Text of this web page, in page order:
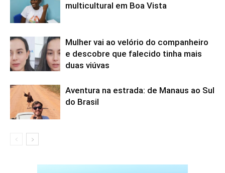
multicultural em Boa Vista
Mulher vai ao velório do companheiro
e descobre que falecido tinha mais
duas viúvas
Aventura na estrada: de Manaus ao Sul
do Brasil